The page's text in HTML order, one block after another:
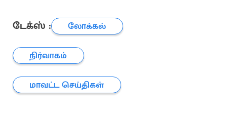
டேக்ஸ் :
லோக்கல்
நிர்வாகம்
மாவட்ட செய்திகள்